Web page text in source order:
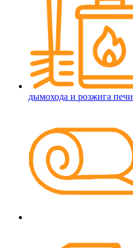
дымохода и розжига печи